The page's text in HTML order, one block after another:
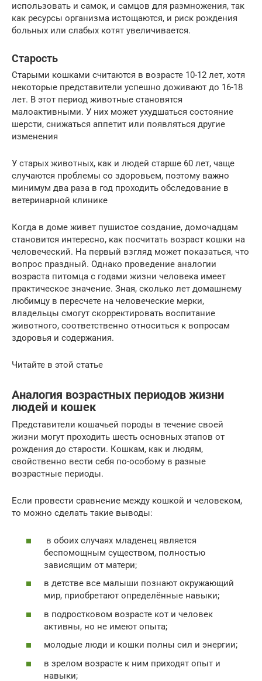
использовать и самок, и самцов для размножения, так
как ресурсы организма истощаются, и риск рождения
больных или слабых котят увеличивается.
Старость
Старыми кошками считаются в возрасте 10-12 лет, хотя
некоторые представители успешно доживают до 16-18
лет. В этот период животные становятся
малоактивными. У них может ухудшаться состояние
шерсти, снижаться аппетит или появляться другие
изменения
У старых животных, как и людей старше 60 лет, чаще
случаются проблемы со здоровьем, поэтому важно
минимум два раза в год проходить обследование в
ветеринарной клинике
Когда в доме живет пушистое создание, домочадцам
становится интересно, как посчитать возраст кошки на
человеческий. На первый взгляд может показаться, что
вопрос праздный. Однако проведение аналогии
возраста питомца с годами жизни человека имеет
практическое значение. Зная, сколько лет домашнему
любимцу в пересчете на человеческие мерки,
владельцы смогут скорректировать воспитание
животного, соответственно относиться к вопросам
здоровья и содержания.
Читайте в этой статье
Аналогия возрастных периодов жизни
людей и кошек
Представители кошачьей породы в течение своей
жизни могут проходить шесть основных этапов от
рождения до старости. Кошкам, как и людям,
свойственно вести себя по-особому в разные
возрастные периоды.
Если провести сравнение между кошкой и человеком,
то можно сделать такие выводы:
в обоих случаях младенец является
беспомощным существом, полностью
зависящим от матери;
в детстве все малыши познают окружающий
мир, приобретают определённые навыки;
в подростковом возрасте кот и человек
активны, но не имеют опыта;
молодые люди и кошки полны сил и энергии;
в зрелом возрасте к ним приходят опыт и
навыки;